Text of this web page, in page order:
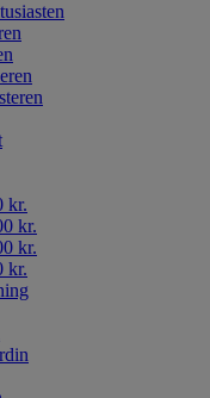
kr.
kr.
kr.
kr.